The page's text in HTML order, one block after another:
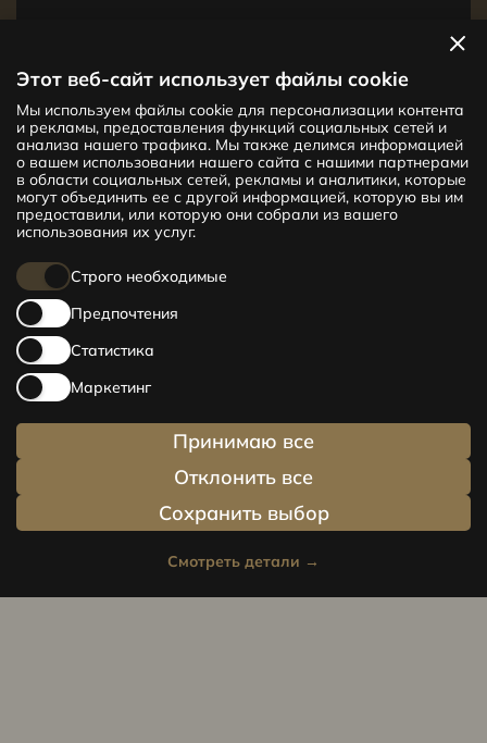
Этот веб-сайт использует файлы cookie
Мы используем файлы cookie для персонализации контента
и рекламы, предоставления функций социальных сетей и
анализа нашего трафика. Мы также делимся информацией
о вашем использовании нашего сайта с нашими партнерами
в области социальных сетей, рекламы и аналитики, которые
могут объединить ее с другой информацией, которую вы им
предоставили, или которую они собрали из вашего
использования их услуг.
Строго необходимые
Предпочтения
Статистика
Маркетинг
Сохранить выбор
Отклонить все
Принимаю все
Смотреть детали →
Новый проект CENTRUS предлагает
142 эксклюзивные и удобные квартиры
в центре Риги – от уютных квартир
площадью 24 кв. м до просторных
апартаментов площадью 210 кв. м. Выбери
свое жилище и будь в центре жизни!